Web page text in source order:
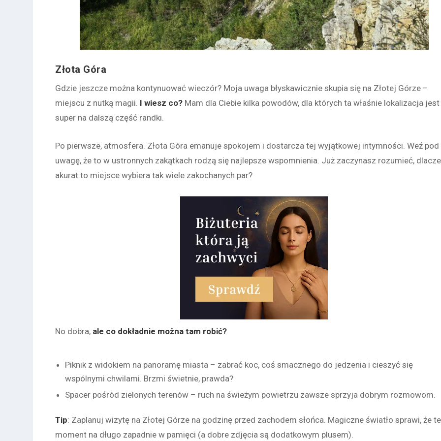
Złota Góra
Gdzie jeszcze można kontynuować wieczór? Moja uwaga błyskawicznie skupia się na Złotej Górze –
miejscu z nutką magii. I wiesz co? Mam dla Ciebie kilka powodów, dla których ta właśnie lokalizacja jest
super na dalszą część randki.
Po pierwsze, atmosfera. Złota Góra emanuje spokojem i dostarcza tej wyjątkowej intymności. Weź pod
uwagę, że to w ustronnych zakątkach rodzą się najlepsze wspomnienia. Już zaczynasz rozumieć,
akurat to miejsce wybiera tak wiele zakochanych par?
No dobra, ale co dokładnie można tam robić?
Piknik z widokiem na panoramę miasta – zabrać koc, coś smacznego do jedzenia i cieszyć się
wspólnymi chwilami. Brzmi świetnie, prawda?
Spacer pośród zielonych terenów – ruch na świeżym powietrzu zawsze sprzyja dobrym rozmowom.
Tip: Zaplanuj wizytę na Złotej Górze na godzinę przed zachodem słońca. Magiczne światło sprawi, że
moment na długo zapadnie w pamięci (a dobre zdjęcia są dodatkowym plusem).